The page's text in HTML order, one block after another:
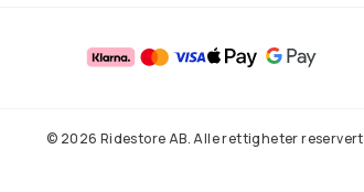
© 2026 Ridestore AB. Alle rettigheter reservert